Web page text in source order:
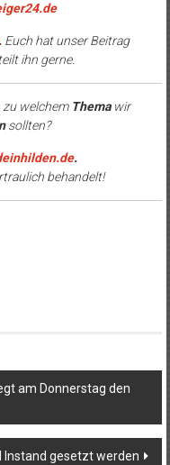
Euch hat unser Beitrag
ihn gerne.
zu welchem Themawir
sollten?
.
behandelt!
am Donnerstag den
Instand gesetzt werden